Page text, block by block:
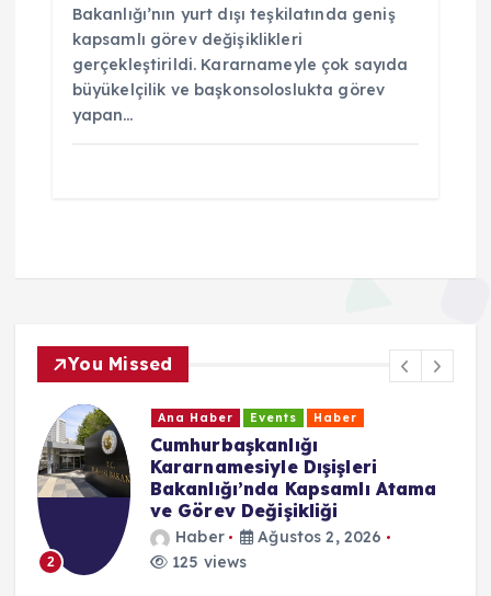
Bakanlığı’nın yurt dışı teşkilatında geniş
kapsamlı görev değişiklikleri
gerçekleştirildi. Kararnameyle çok sayıda
büyükelçilik ve başkonsoloslukta görev
yapan…
You Missed
Ana Haber Events Haber
CHP Baden Birliği’nden Yeni
Parti Kararı: “Özgür Özel’in
Yanında Yer Alacağız”
Haber
Temmuz 24, 2026
181 views